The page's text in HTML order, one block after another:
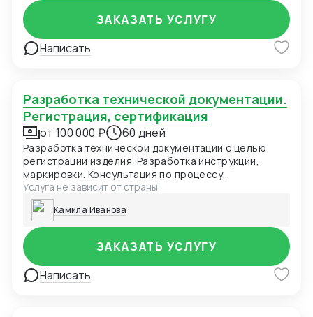
совместимость технических средств 020 ТР ТС
Сертификат соответствия О БЕЗОПАСНОСТИ
КОЛЕСНЫХ ТРАНСПОРТНЫХ СРЕДСТВ 018 ТР ТС
Декларация соответствия ГОСТ, ЕАС Отказные
Написать
ЗАКАЗАТЬ УСЛУГУ
Разработка технической документации.
Регистрация, сертификация
от 100 000 ₽ 60 дней
Разработка технической документации с целью
регистрации изделия. Разработка инструкции,
маркировки. Консультация по процессу
регистрации/сертификации изделия
Услуга не зависит от страны
Камила Иванова
Написать
ЗАКАЗАТЬ УСЛУГУ